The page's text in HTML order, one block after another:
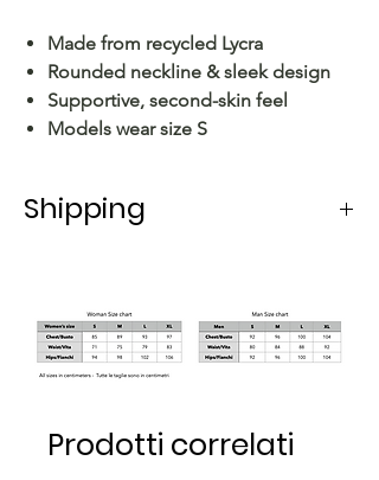
Made from recycled Lycra
Rounded neckline & sleek design
Supportive, second-skin feel
Models wear size S
Shipping
For shipping abroad, the delivery time
varies depending on the state.
Prodotti correlati